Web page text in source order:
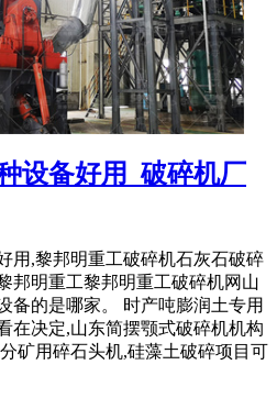
设备好用_破碎机厂
用,黎邦明重工破碎机石灰石破碎
邦明重工黎邦明重工破碎机网山
备的是哪家。 时产吨膨润土专用
在决定,山东简摆颚式破碎机机构
矿用碎石头机,硅藻土破碎项目可